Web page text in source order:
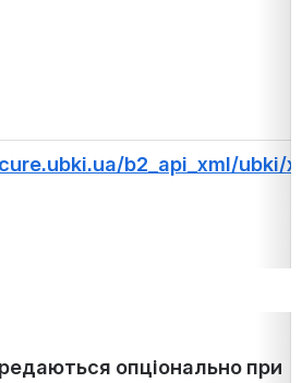
b2_api_xml/ubki/
опціонально при